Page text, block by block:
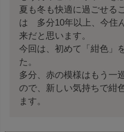
夏も冬も快適に過ごせる
は　多分10年以上、今住
来だと思います。
今回は、初めて「紺色」
た。
多分、赤の模様はもう一
ので、新しい気持ちで紺
ます。